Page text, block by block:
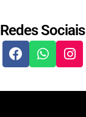
Redes Sociais